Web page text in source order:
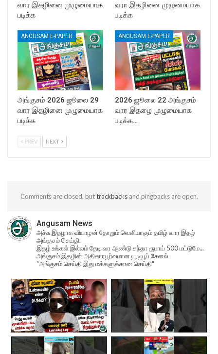
வார இதழினை முழுமையாக
படிக்க
வரா இதழினை முழுமையாக
படிக்க
ANGUSAM E-PAPER
அங்குசம் 2026 ஜூலை 29
வார இதழினை முழுமையாக
படிக்க
ANGUSAM E-PAPER
2026 ஜூலை 22 அங்குசம்
வார இதழை முழுமையாக
படிக்க…
PREV NEXT
Comments are closed, buttrackbacksand pingbacks are open.
Angusam News
அச்சு இதழாக வியாழன் தோறும் வெளியாகும் தமிழ் வார இதழ்
அங்குசம் செய்தி.
இதழ் உங்கள் இல்லம் தேடி வர ஆண்டு சந்தா ரூபாய் 500 மட்டுமே...
அங்குசம் இதழின் அதிகாரபூர்வமான யூடியூப் சேனல்
"அங்குசம் செய்தி இது மக்களுக்கான செய்தி"